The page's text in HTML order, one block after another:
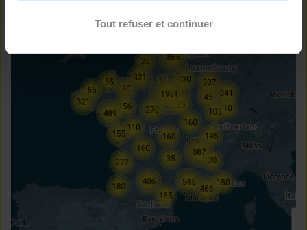
Tout refuser et continuer